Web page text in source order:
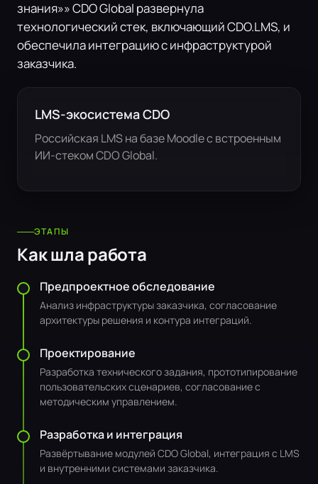
знания»» CDO Global развернула
технологический стек, включающий CDO.LMS, и
обеспечила интеграцию с инфраструктурой
заказчика.
LMS-экосистема CDO
Российская LMS на базе Moodle с встроенным
ИИ-стеком CDO Global.
ЭТАПЫ
Как шла работа
Предпроектное обследование
Анализ инфраструктуры заказчика, согласование
архитектуры решения и контура интеграций.
Проектирование
Разработка технического задания, прототипирование
пользовательских сценариев, согласование с
методическим управлением.
Разработка и интеграция
Развёртывание модулей CDO Global, интеграция с LMS
и внутренними системами заказчика.